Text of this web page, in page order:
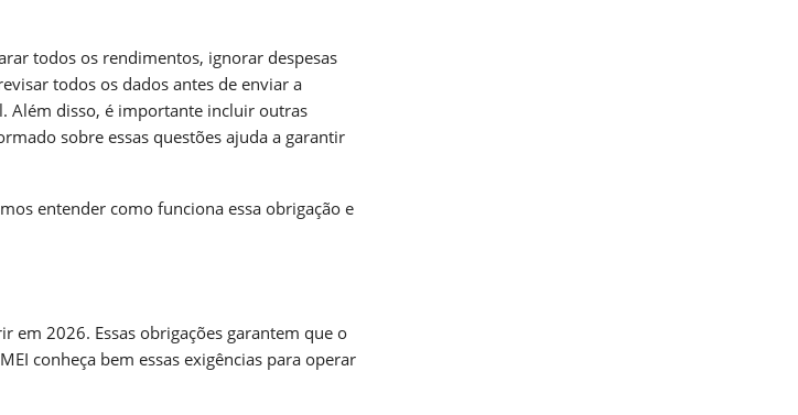
todos os rendimentos, ignorar despesas
todos os dados antes de enviar a
Além disso, é importante incluir outras
sobre essas questões ajuda a garantir
entender como funciona essa obrigação e
em 2026. Essas obrigações garantem que o
conheça bem essas exigências para operar